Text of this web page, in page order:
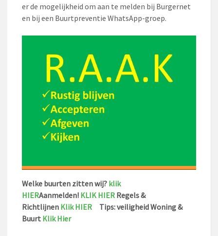
er de mogelijkheid om aan te melden bij Burgernet
en bij een Buurtpreventie WhatsApp-groep.
Welke buurten zitten wij? klik
HIERAanmelden! KLIK HIER Regels &
Richtlijnen Klik HIER Tips: veiligheid Woning &
Buurt Klik Hier